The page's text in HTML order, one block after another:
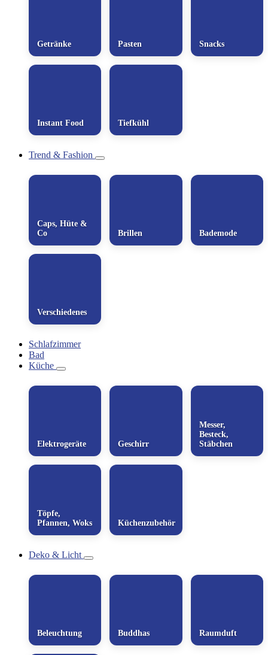
Getränke Pasten Snacks
Instant Food Tiefkühl
Trend & Fashion
Caps, Hüte &
Co
Brillen Bademode
Verschiedenes
Schlafzimmer
Bad
Küche
Elektrogeräte Geschirr
Messer,
Besteck,
Stäbchen
Töpfe,
Pfannen, Woks
Küchenzubehör
Deko & Licht
Beleuchtung Buddhas Raumduft